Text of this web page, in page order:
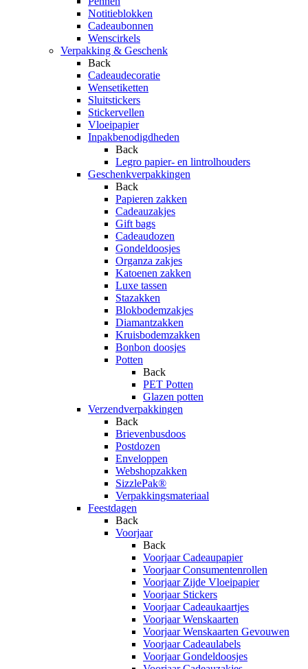
Notitieblokken
Cadeaubonnen
Wenscirkels
Verpakking & Geschenk
Back
Cadeaudecoratie
Wensetiketten
Sluitstickers
Stickervellen
Vloeipapier
Inpakbenodigdheden
Back
Legro papier- en lintrolhouders
Geschenkverpakkingen
Back
Papieren zakken
Cadeauzakjes
Gift bags
Cadeaudozen
Gondeldoosjes
Organza zakjes
Katoenen zakken
Luxe tassen
Stazakken
Blokbodemzakjes
Diamantzakken
Kruisbodemzakken
Bonbon doosjes
Potten
Back
PET Potten
Glazen potten
Verzendverpakkingen
Back
Brievenbusdoos
Postdozen
Enveloppen
Webshopzakken
SizzlePak®
Verpakkingsmateriaal
Feestdagen
Back
Voorjaar
Back
Voorjaar Cadeaupapier
Voorjaar Consumentenrollen
Voorjaar Zijde Vloeipapier
Voorjaar Stickers
Voorjaar Cadeaukaartjes
Voorjaar Wenskaarten
Voorjaar Wenskaarten Gevouwen
Voorjaar Cadeaulabels
Voorjaar Gondeldoosjes